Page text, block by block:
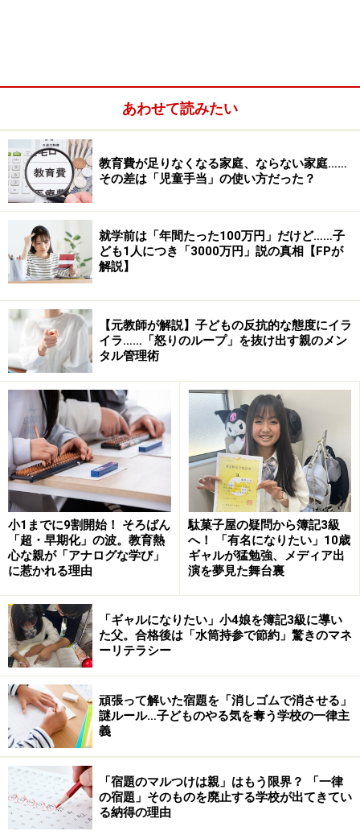
【2歳児の身長・体重】男の子・女の子の平
均身長・平均体重
2歳になると体重の増加はゆるやかになります。体重は2
歳から3歳で2～3kg増える程度で、身長は1年間に7～
8cm伸びるくらい。子どもらしいスマートな体つきにな
ってきます。
2歳児の平均身長、体重
男子（2歳0ヶ月～
6ヶ月未満）
6ヶ月未満）
平成12年 平成22年 平成12年 平成22年
身長
(cm)
87.1 86.0 85.4
体重
(kg)
12.07 12.03 11.55 11.39
男子（2歳6ヶ月～
12ヶ月）
女子（2歳6ヶ月～
12ヶ月）
平成12年
身長
(cm)
91.0 91.2 89.9 89.9
体重
(kg)
13.12 13.10 12.58 12.50
（出典：厚労省「
あわせて読みたい
教育費が足りなくなる家庭、ならない家庭……
その差は「児童手当」の使い方だった？
就学前は「年間たった100万円」だけど……子
ども1人につき「3000万円」説の真相【FPが
解説】
【元教師が解説】子どもの反抗的な態度にイラ
イラ……「怒りのループ」を抜け出す親のメン
タル管理術
小1までに9割開始！ そろばん
「超・早期化」の波。教育熱
心な親が「アナログな学び」
に惹かれる理由
駄菓子屋の疑問から簿記3級
へ！ 「有名になりたい」10歳
ギャルが猛勉強、メディア出
演を夢見た舞台裏
「ギャルになりたい」小4娘を簿記3級に導い
た父。合格後は「水筒持参で節約」驚きのマネ
ーリテラシー
頑張って解いた宿題を「消しゴムで消させる」
謎ルール…子どものやる気を奪う学校の一律主
義
「宿題のマルつけは親」はもう限界？ 「一律
の宿題」そのものを廃止する学校が出てきてい
る納得の理由